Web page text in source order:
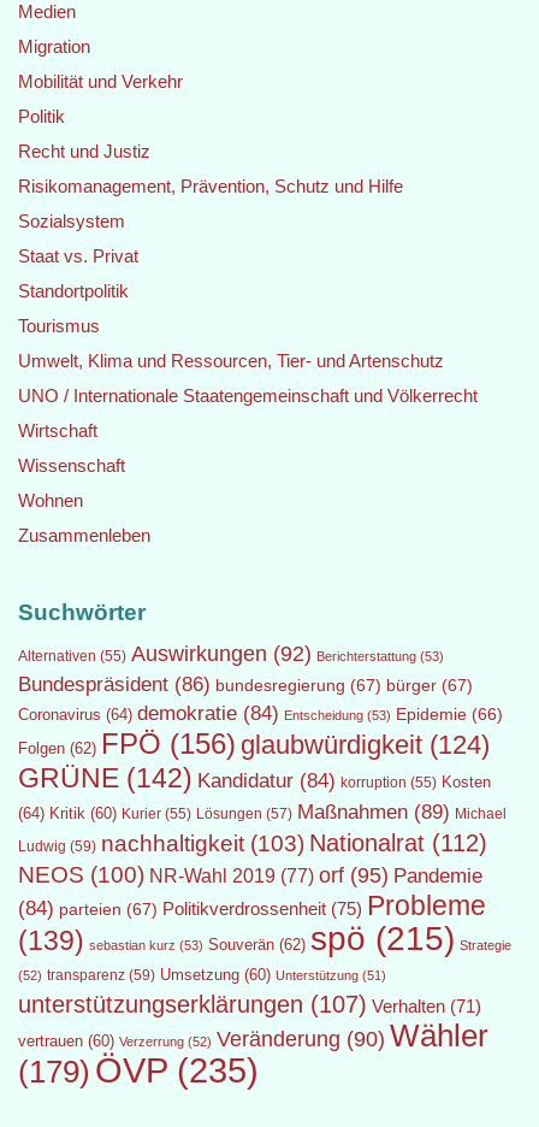
Medien
Migration
Mobilität und Verkehr
Politik
Recht und Justiz
Risikomanagement, Prävention, Schutz und Hilfe
Sozialsystem
Staat vs. Privat
Standortpolitik
Tourismus
Umwelt, Klima und Ressourcen, Tier- und Artenschutz
UNO / Internationale Staatengemeinschaft und Völkerrecht
Wirtschaft
Wissenschaft
Wohnen
Zusammenleben
Suchwörter
Alternativen (55) Auswirkungen (92) Berichterstattung (53)
Bundespräsident (86) bundesregierung (67) bürger (67)
Coronavirus (64) demokratie (84) Entscheidung (53) Epidemie (66)
Folgen (62) FPÖ (156) glaubwürdigkeit (124)
GRÜNE (142) Kandidatur (84) korruption (55) Kosten
(64) Kritik (60) Kurier (55) Lösungen (57) Maßnahmen (89) Michael
Ludwig (59) nachhaltigkeit (103) Nationalrat (112)
NEOS (100) NR-Wahl 2019 (77) orf (95) Pandemie
(84) parteien (67) Politikverdrossenheit (75) Probleme
(139) sebastian kurz (53) Souverän (62) spö (215) Strategie
(52) transparenz (59) Umsetzung (60) Unterstützung (51)
unterstützungserklärungen (107) Verhalten (71)
vertrauen (60) Verzerrung (52) Veränderung (90) Wähler
(179) ÖVP (235)